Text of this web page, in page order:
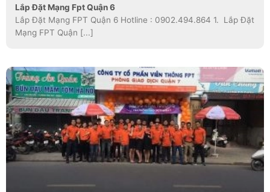
Lắp Đặt Mạng Fpt Quận 6
Lắp Đặt Mạng FPT Quận 6 Hotline : 0902.494.864 1. Lắp Đặt
Mạng FPT Quận [...]